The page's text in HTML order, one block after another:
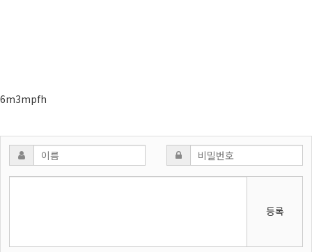
6m3mpfh
등록